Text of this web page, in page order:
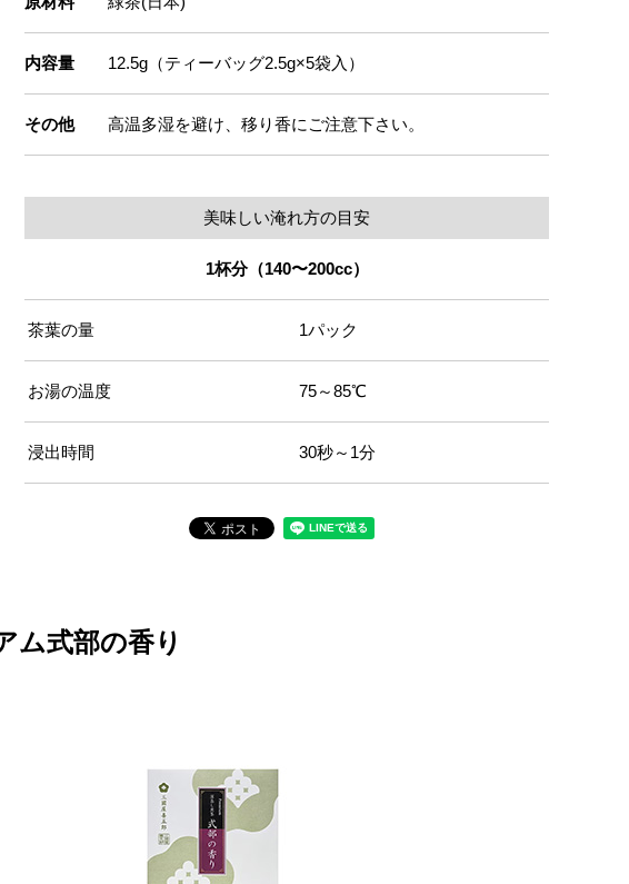
内容量 12.5g（ティーバッグ2.5g×5袋入）
その他 高温多湿を避け、移り香にご注意下さい。
美味しい淹れ方の目安
1杯分（140〜200cc）
茶葉の量 1パック
お湯の温度 75～85℃
浸出時間 30秒～1分
ム式部の香り